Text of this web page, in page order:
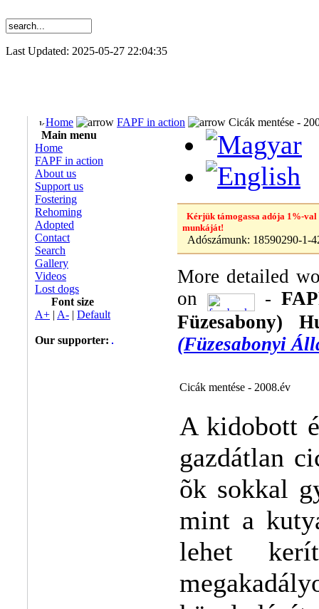
Last Updated: 2025-05-27 22:04:35
Home FAPF in action
Cicák mentése -
Main menu
Home
FAPF in action
About us
Support us
Fostering
Rehoming
Adopted
Contact
Search
Gallery
Videos
Lost dogs
Font size
A+ | A- | Default
Our supporter:
Kérjük támogassa adója 1%-
munkáját!
Adószámunk: 18590290-1-
More detailed
on
-
Füzesabony)
(Füzesabonyi
Cicák mentése - 2008.év
A kidobott
gazdátlan
õk sokkal
mint a
lehet